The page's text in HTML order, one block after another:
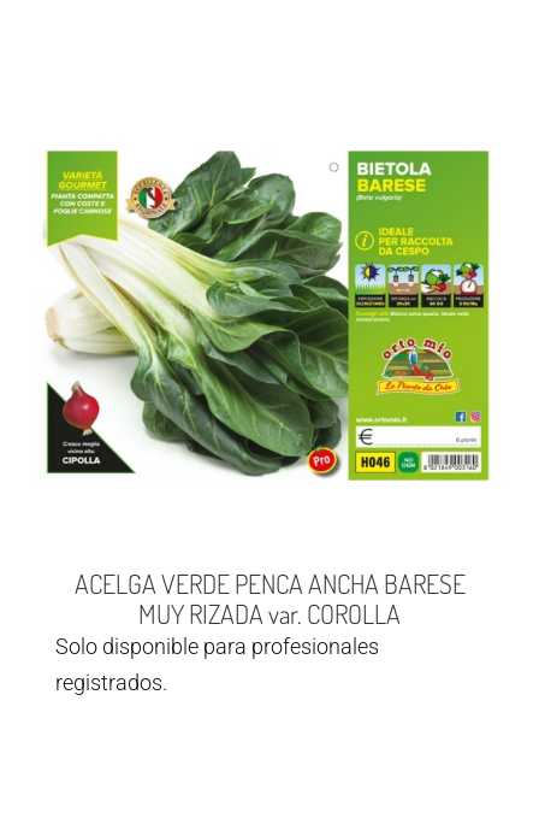
ACELGA VERDE PENCA ANCHA BARESE
MUY RIZADA var. COROLLA
Solo disponible para profesionales
registrados.